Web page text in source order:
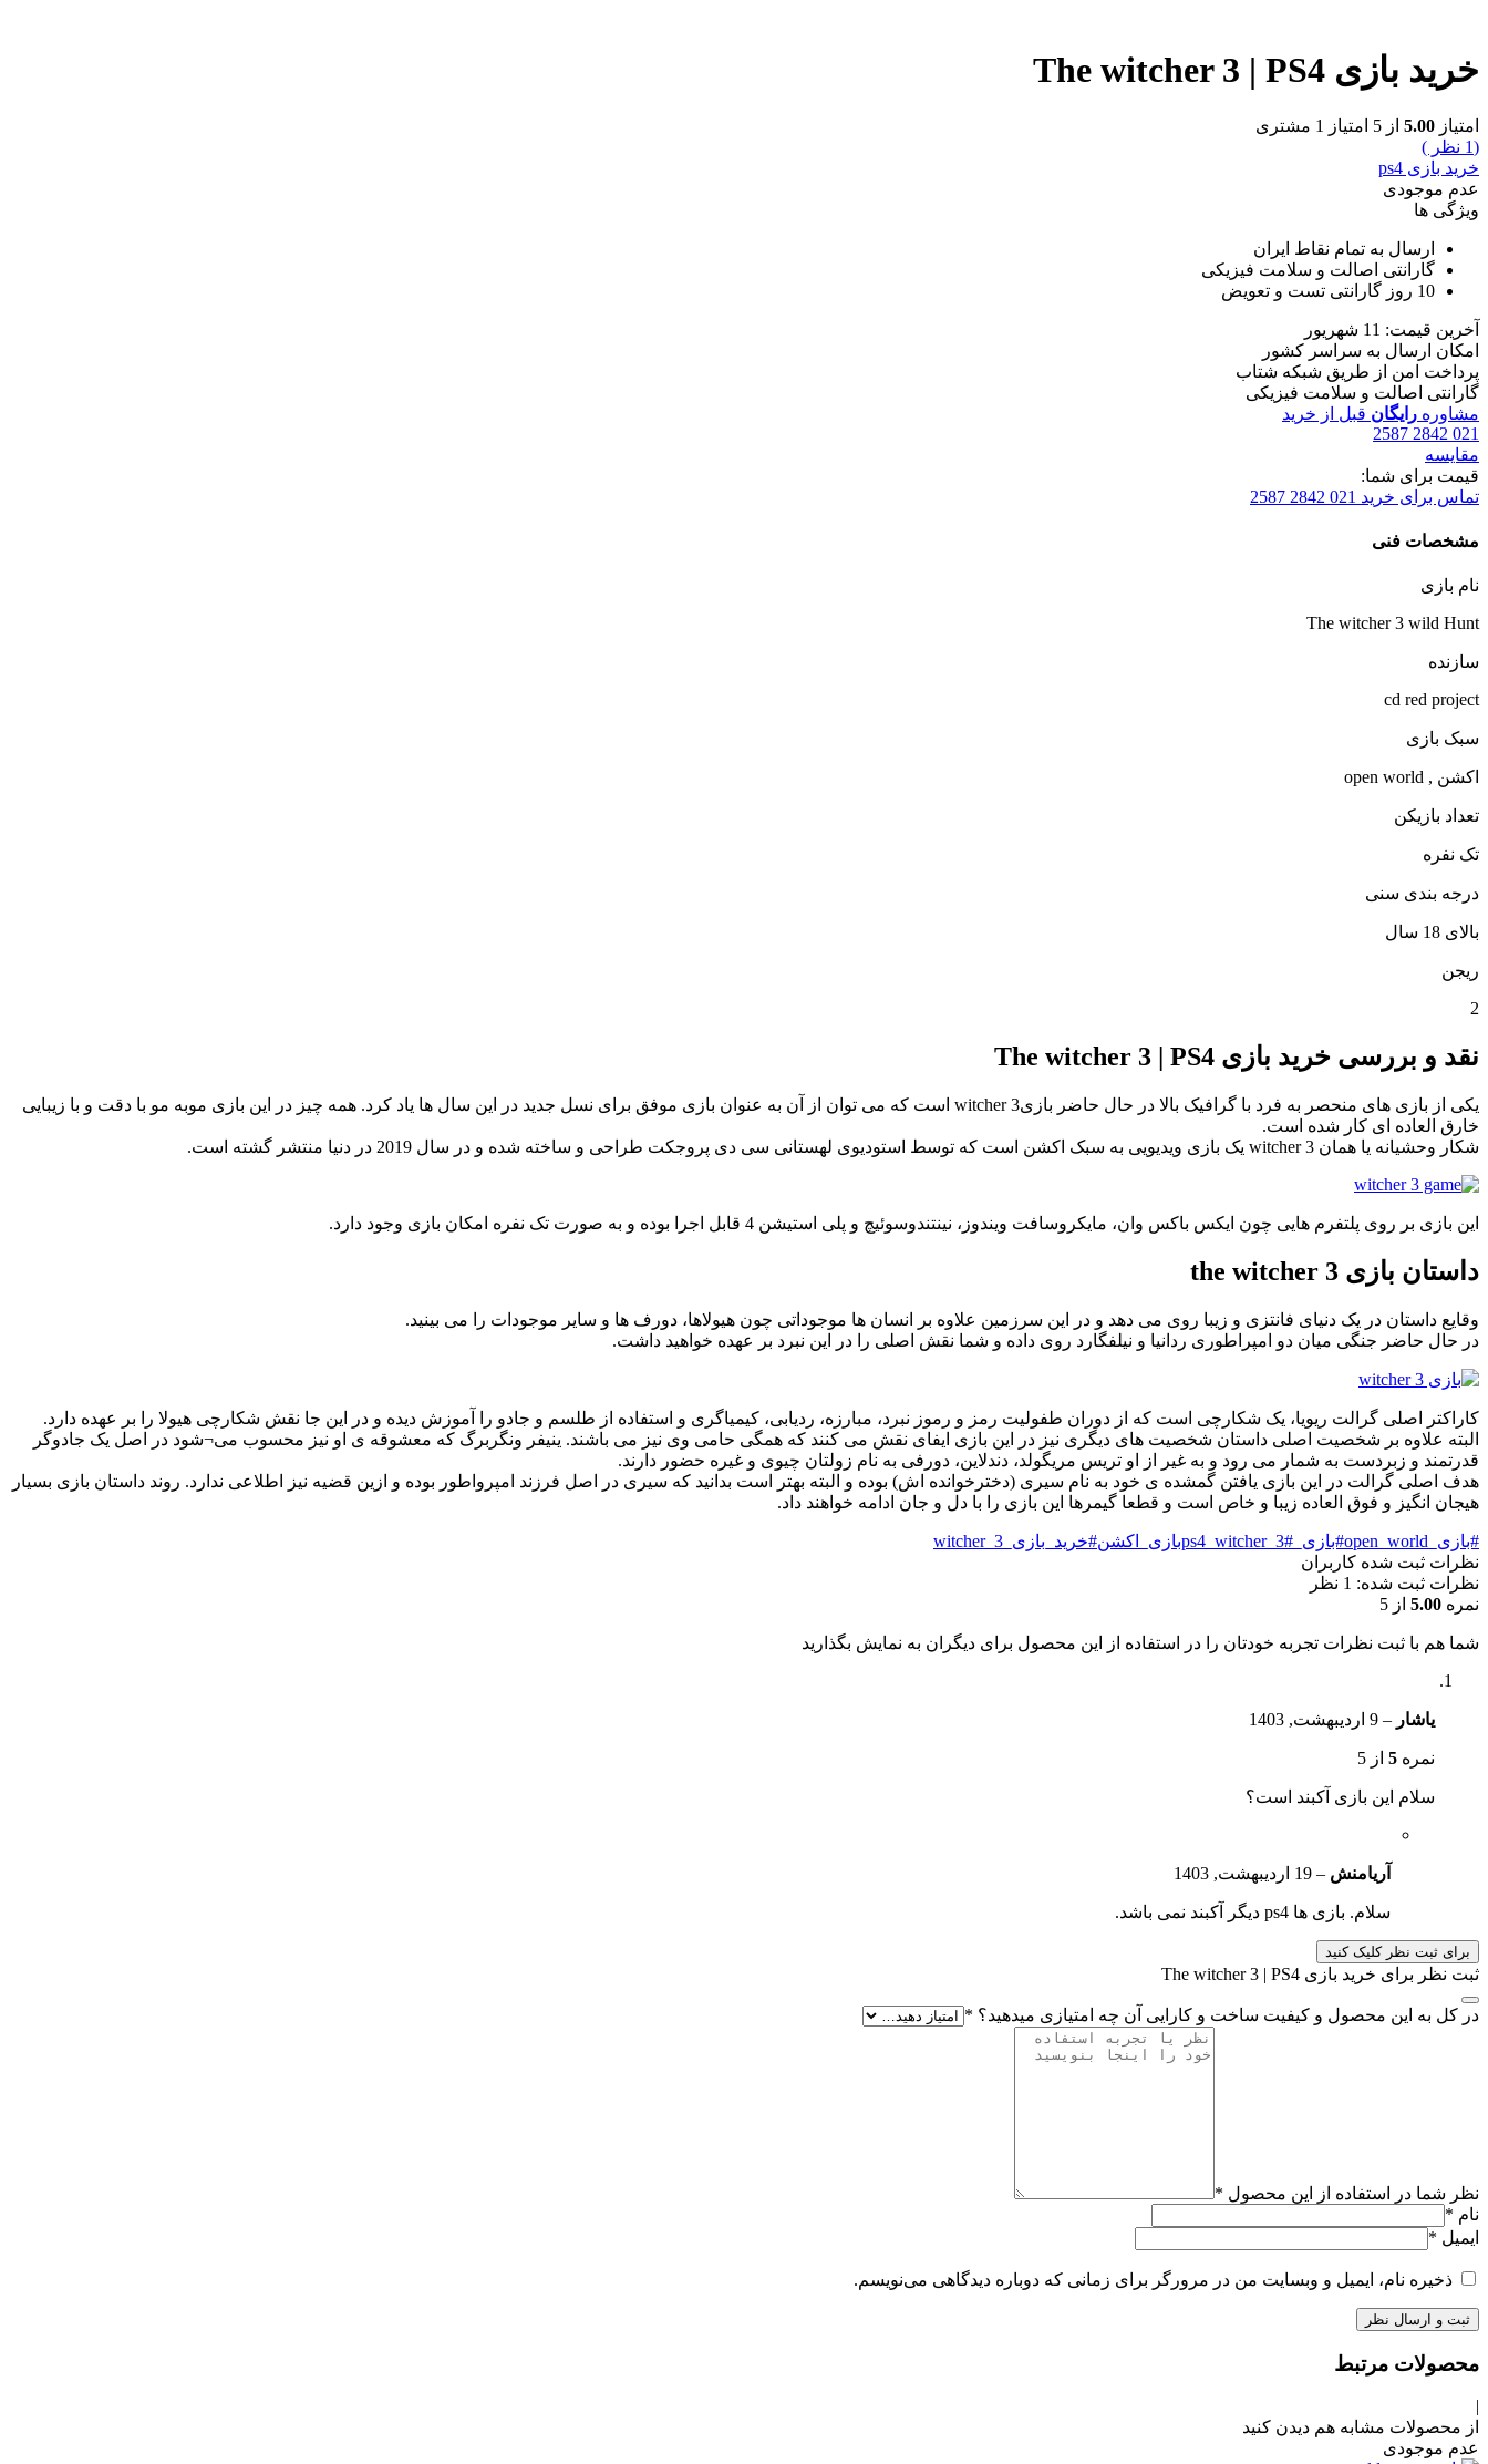
خرید بازی The witcher 3 | PS4
امتیاز 5.00 از 5 امتیاز 1 مشتری
(
1 نظر )
خرید بازی ps4
عدم موجودی
ویژگی ها
ارسال به تمام نقاط ایران
گارانتی اصالت و سلامت فیزیکی
10 روز گارانتی تست و تعویض
آخرین قیمت: 11 شهریور
امکان ارسال به سراسر کشور
پرداخت امن از طریق شبکه شتاب
گارانتی اصالت و سلامت فیزیکی
مشاوره رایگان قبل از خرید
021 2842 2587
مقایسه
قیمت برای شما:
تماس برای خرید 021 2842 2587
مشخصات فنی
نام بازی
The witcher 3 wild Hunt
سازنده
cd red project
سبک بازی
اکشن , open world
تعداد بازیکن
تک نفره
درجه بندی سنی
بالای 18 سال
ریجن
2
نقد و بررسی خرید بازی The witcher 3 | PS4
یکی از بازی های منحصر به فرد با گرافیک بالا در حال حاضر بازی3 witcher است که می توان از آن به عنوان بازی موفق برای نسل جدید در این سال ها یاد کرد. همه چیز در این بازی موبه مو با دقت و با زیبایی
خارق العاده ای کار شده است.
شکار وحشیانه یا همان 3 witcher یک بازی ویدیویی به سبک اکشن است که توسط استودیوی لهستانی سی دی پروجکت طراحی و ساخته شده و در سال 2019 در دنیا منتشر گشته است.
این بازی بر روی پلتفرم هایی چون ایکس باکس وان، مایکروسافت ویندوز، نینتندوسوئیچ و پلی استیشن 4 قابل اجرا بوده و به صورت تک نفره امکان بازی وجود دارد.
داستان بازی 3 the witcher
وقایع داستان در یک دنیای فانتزی و زیبا روی می دهد و در این سرزمین علاوه بر انسان ها موجوداتی چون هیولاها، دورف ها و سایر موجودات را می بینید.
در حال حاضر جنگی میان دو امپراطوری ردانیا و نیلفگارد روی داده و شما نقش اصلی را در این نبرد بر عهده خواهید داشت.
کاراکتر اصلی گرالت ریویا، یک شکارچی است که از دوران طفولیت رمز و رموز نبرد، مبارزه، ردیابی، کیمیاگری و استفاده از طلسم و جادو را آموزش دیده و در این جا نقش شکارچی هیولا را بر عهده دارد.
البته علاوه بر شخصیت اصلی داستان شخصیت های دیگری نیز در این بازی ایفای نقش می کنند که همگی حامی وی نیز می باشند. ینیفر ونگربرگ که معشوقه ی او نیز محسوب می¬شود در اصل یک جادوگر
قدرتمند و زبردست به شمار می رود و به غیر از او تریس مریگولد، دندلاین، دورفی به نام زولتان چیوی و غیره حضور دارند.
هدف اصلی گرالت در این بازی یافتن گمشده ی خود به نام سیری (دخترخوانده اش) بوده و البته بهتر است بدانید که سیری در اصل فرزند امپرواطور بوده و ازین قضیه نیز اطلاعی ندارد. روند داستان بازی بسیار
هیجان انگیز و فوق العاده زیبا و خاص است و قطعا گیمرها این بازی را با دل و جان ادامه خواهند داد.
#بازی_open_world #بازی_ps4_witcher_3 #بازی_اکشن
#خرید_بازی_witcher_3
نظرات ثبت شده کاربران
نظرات ثبت شده: 1 نظر
نمره 5.00 از 5
شما هم با ثبت نظرات تجربه خودتان را در استفاده از این محصول برای دیگران به نمایش بگذارید
یاشار – 9 اردیبهشت, 1403
نمره 5 از 5
سلام این بازی آکبند است؟
آریامنش – 19 اردیبهشت, 1403
سلام. بازی ها ps4 دیگر آکبند نمی باشد.
برای ثبت نظر کلیک کنید
ثبت نظر برای خرید بازی The witcher 3 | PS4
در کل به این محصول و کیفیت ساخت و کارایی آن چه امتیازی میدهید؟ *
نظر شما در استفاده از این محصول *
نام *
ایمیل *
ذخیره نام، ایمیل و وبسایت من در مرورگر برای زمانی که دوباره دیدگاهی می‌نویسم.
محصولات مرتبط
از محصولات مشابه هم دیدن کنید
عدم موجودی